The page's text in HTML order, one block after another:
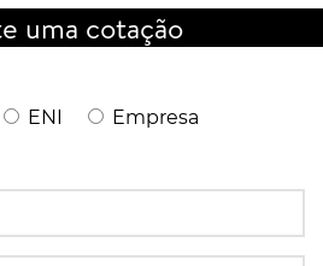
uma cotação
ENI Empresa